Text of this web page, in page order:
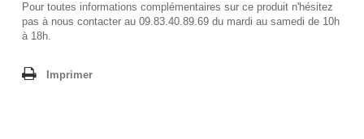
Pour toutes informations complémentaires sur ce produit n'hésitez
pas à nous contacter au 09.83.40.89.69 du mardi au samedi de 10h
à 18h.
Imprimer